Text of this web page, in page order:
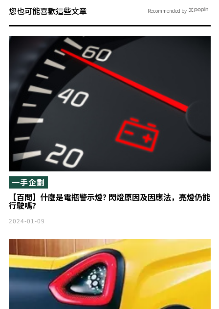
您也可能喜歡這些文章
【百問】什麼是電瓶警示燈? 閃燈原因及因應法，亮燈仍能
行駛嗎?
一手企劃
2024-01-09
Recommended by